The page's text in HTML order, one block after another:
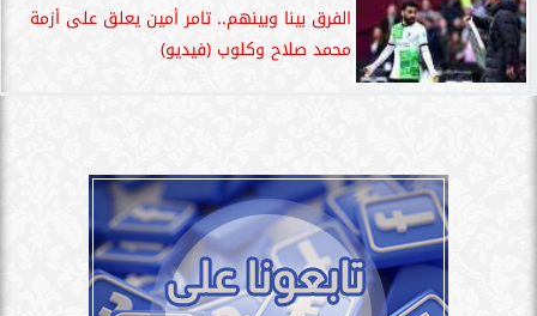
الفرق بينا وبينهم.. تامر أمين يعلق على أزمة
محمد صلاح وكلوب (فيديو)